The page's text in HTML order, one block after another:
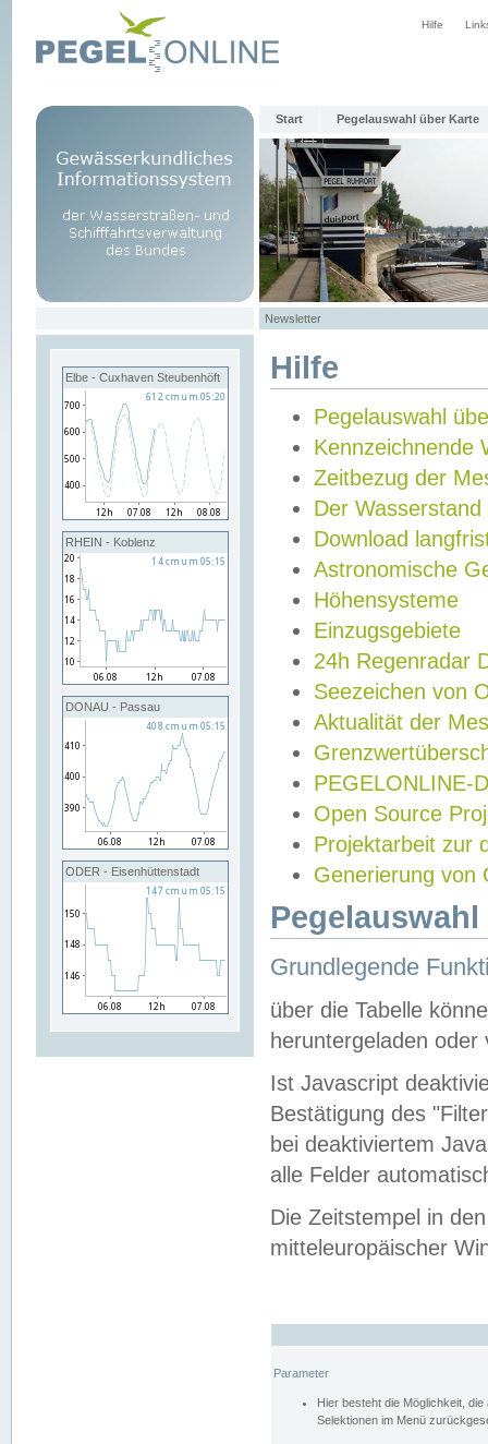
Hilfe
Start Pegelauswahl über Karte
Newsletter
Elbe - Cuxhaven Steubenhöft
RHEIN - Koblenz
DONAU - Passau
ODER - Eisenhüttenstadt
Hilfe
Pegelauswahl
Kennzeichnende
Zeitbezug der
Der Wasserstand
Download
Astronomische
Höhensysteme
Einzugsgebiete
24h Regenradar
Seezeichen von
Aktualität der
PEGELONLINE-
Open Source
Projektarbeit zur
Generierung von
Grundlegende
über die Tabelle
heruntergeladen oder
Ist Javascript
Bestätigung des
bei deaktiviertem
alle Felder
Die Zeitstempel in
mitteleuropäischer
Parameter
Hier besteht die Möglichkeit,
Selektionen im Menü